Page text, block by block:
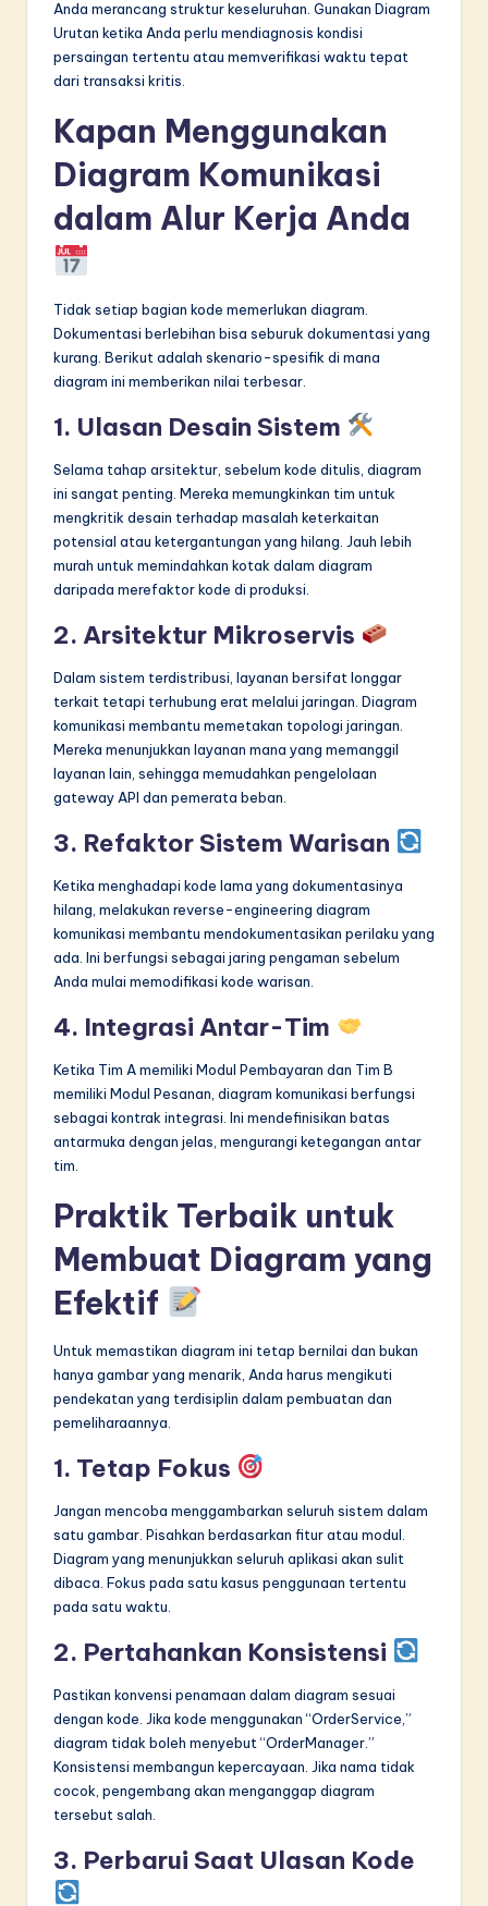
Anda merancang struktur keseluruhan. Gunakan Diagram
Urutan ketika Anda perlu mendiagnosis kondisi
persaingan tertentu atau memverifikasi waktu tepat
dari transaksi kritis.
Kapan Menggunakan
Diagram Komunikasi
dalam Alur Kerja Anda
Tidak setiap bagian kode memerlukan diagram.
Dokumentasi berlebihan bisa seburuk dokumentasi yang
kurang. Berikut adalah skenario-spesifik di mana
diagram ini memberikan nilai terbesar.
1. Ulasan Desain Sistem
Selama tahap arsitektur, sebelum kode ditulis, diagram
ini sangat penting. Mereka memungkinkan tim untuk
mengkritik desain terhadap masalah keterkaitan
potensial atau ketergantungan yang hilang. Jauh lebih
murah untuk memindahkan kotak dalam diagram
daripada merefaktor kode di produksi.
2. Arsitektur Mikroservis
Dalam sistem terdistribusi, layanan bersifat longgar
terkait tetapi terhubung erat melalui jaringan. Diagram
komunikasi membantu memetakan topologi jaringan.
Mereka menunjukkan layanan mana yang memanggil
layanan lain, sehingga memudahkan pengelolaan
gateway API dan pemerata beban.
3. Refaktor Sistem Warisan
Ketika menghadapi kode lama yang dokumentasinya
hilang, melakukan reverse-engineering diagram
komunikasi membantu mendokumentasikan perilaku yang
ada. Ini berfungsi sebagai jaring pengaman sebelum
Anda mulai memodifikasi kode warisan.
4. Integrasi Antar-Tim
Ketika Tim A memiliki Modul Pembayaran dan Tim B
memiliki Modul Pesanan, diagram komunikasi berfungsi
sebagai kontrak integrasi. Ini mendefinisikan batas
antarmuka dengan jelas, mengurangi ketegangan antar
tim.
Praktik Terbaik untuk
Membuat Diagram yang
Efektif
Untuk memastikan diagram ini tetap bernilai dan bukan
hanya gambar yang menarik, Anda harus mengikuti
pendekatan yang terdisiplin dalam pembuatan dan
pemeliharaannya.
1. Tetap Fokus
Jangan mencoba menggambarkan seluruh sistem dalam
satu gambar. Pisahkan berdasarkan fitur atau modul.
Diagram yang menunjukkan seluruh aplikasi akan sulit
dibaca. Fokus pada satu kasus penggunaan tertentu
pada satu waktu.
2. Pertahankan Konsistensi
Pastikan konvensi penamaan dalam diagram sesuai
dengan kode. Jika kode menggunakan “OrderService,”
diagram tidak boleh menyebut “OrderManager.”
Konsistensi membangun kepercayaan. Jika nama tidak
cocok, pengembang akan menganggap diagram
tersebut salah.
3. Perbarui Saat Ulasan Kode